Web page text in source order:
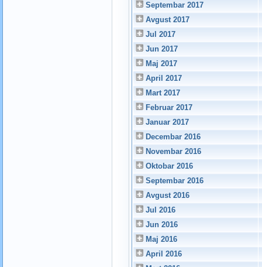
Septembar 2017
Avgust 2017
Jul 2017
Jun 2017
Maj 2017
April 2017
Mart 2017
Februar 2017
Januar 2017
Decembar 2016
Novembar 2016
Oktobar 2016
Septembar 2016
Avgust 2016
Jul 2016
Jun 2016
Maj 2016
April 2016